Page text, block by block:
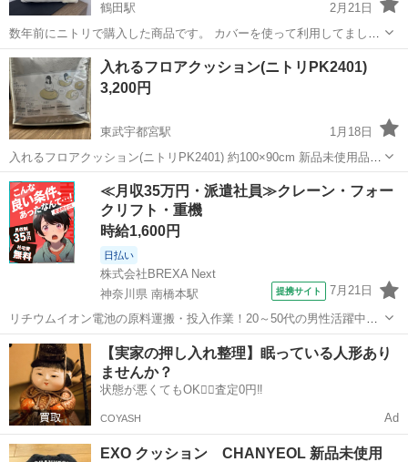
鶴田駅
2月21日
数年前にニトリで購入した商品です。 カバーを使って利用してまし
た。 多少黄ばみがありますが、カバーをして使っていただければ全然
気になりません。 中古品の為ご理解の程よろしくお願いします
栃木 宇都宮市 ファブリック、カバー
入れるフロアクッション(ニトリPK2401)
3,200円
東武宇都宮駅
1月18日
入れるフロアクッション(ニトリPK2401) 約100×90cm 新品未使用品で
す。 参考価格 ニトリのWebサイト 旧価格4990円 現在 3590円
栃木 宇都宮市 東武宇都宮駅 ファブリック、カバー
ニトリ
≪月収35万円・派遣社員≫クレーン・フォー
クリフト・重機
時給1,600円
日払い
株式会社BREXA Next
神奈川県 南橋本駅
提携サイト 7月21日
リチウムイオン電池の原料運搬・投入作業！20～50代の男性活躍中★
ワンルーム寮完備！赴任旅費会社負担！年間休日130日★フォークリフ
ト免許お持ちの方、活躍中！就業先食堂利用可★《神奈川県相模原
市》 人気の工場のお仕事 ◇電...
神奈川 相模原市 南橋本駅 その他
【実家の押し入れ整理】眠っている人形あり
ませんか？
状態が悪くてもOK🙆‍♀️査定0円‼️
COYASH Ad
EXO クッション CHANYEOL 新品未使用